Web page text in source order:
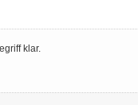
klar.